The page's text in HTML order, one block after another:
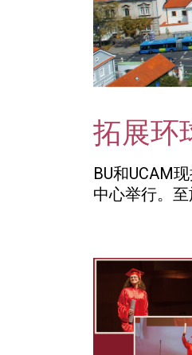
拓展环
BU和UCAM
中心举行。